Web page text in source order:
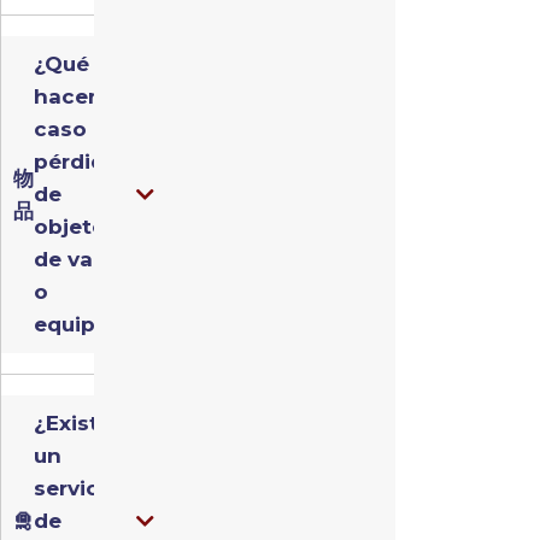
物
品
¿Qué
hacer en
caso de
pérdida
de
objetos
de valor
o
equipaje?
🛅
¿Existe
un
servicio
de